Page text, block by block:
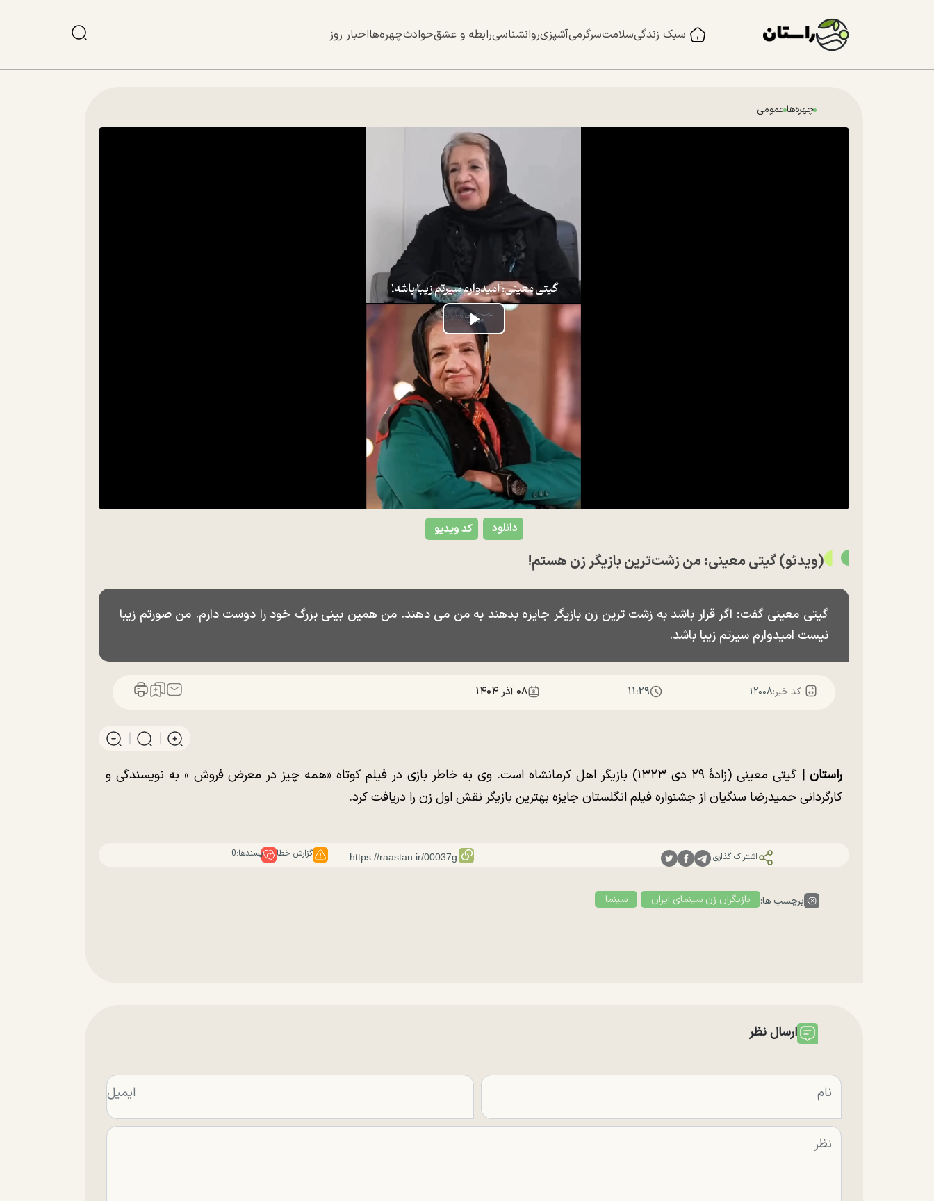
سبک زندگیسلامتسرگرمیآشپزیروانشناسیرابطه و عشقحوادثچهره‌هااخبار روز
چهره‌هاعمومی
Play
Video
کد ویدیو دانلود
(ویدئو) گیتی معینی: من زشت‌ترین بازیگر زن هستم!
گیتی معینی گفت: اگر قرار باشد به زشت ترین زن بازیگر جایزه بدهند به من می دهند. من همین بینی بزرگ خود را دوست دارم. من صورتم زیبا
نیست امیدوارم سیرتم زیبا باشد.
کد خبر:۱۲۰۰۸ ۱۱:۲۹ ۰۸ آذر ۱۴۰۴
راستان |
گیتی معینی (زادهٔ ۲۹ دی ۱۳۲۳) بازیگر اهل کرمانشاه است. وی به خاطر بازی در فیلم کوتاه «همه چیز در معرض فروش » به نویسندگی و
کارگردانی حمیدرضا سنگیان از جشنواره فیلم انگلستان جایزه بهترین بازیگر نقش اول زن را دریافت کرد.
اشتراک گذاری: گزارش خطا پسندها:0
برچسب ها: بازیگران زن سینمای ایران سینما
ارسال نظر